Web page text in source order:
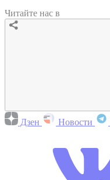
Читайте нас в
Дзен Новости